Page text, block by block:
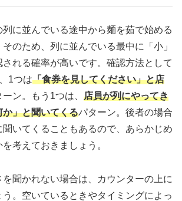
列に並んでいる途中から麺を茹で始める
のため、列に並んでいる最中に「小」
れる確率が高いです。確認方法として
1つは「食券を見してください」と店
ーン。もう1つは、 店員が列にやってき
」と聞いてくるパターン。後者の場合
いてくることもあるので、あらかじめ
考えておきましょう。
聞かれない場合は、カウンターの上に
。空いているときやタイミングによっ